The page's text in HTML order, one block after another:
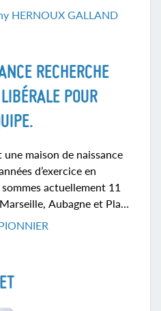
suivi de grossesse,
rééducation du
d'informations
pouvoir échanger. A
HERNOUX GALLAND
RECHERCHE
POUR
une maison de naissance
d’exercice en
actuellement 11
Aubagne et Plan
temps de travail entre
de naissance à
y sont dédiées. Nous